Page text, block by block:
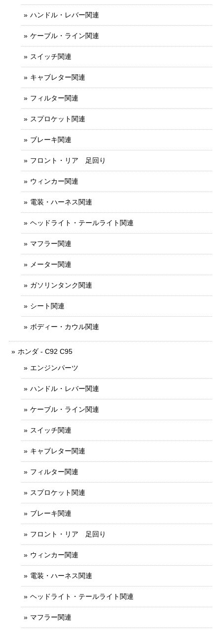
ハンドル・レバー関連
ケーブル・ライン関連
スイッチ関連
キャブレター関連
フィルター関連
スプロケット関連
ブレーキ関連
フロント・リア 足回り
ウィンカー関連
電装・ハーネス関連
ヘッドライト・テールライト関連
マフラー関連
メーター関連
ガソリンタンク関連
シート関連
ボディー・カウル関連
ホンダ - C92 C95
エンジンパーツ
ハンドル・レバー関連
ケーブル・ライン関連
スイッチ関連
キャブレター関連
フィルター関連
スプロケット関連
ブレーキ関連
フロント・リア 足回り
ウィンカー関連
電装・ハーネス関連
ヘッドライト・テールライト関連
マフラー関連